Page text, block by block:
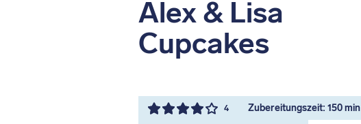
Alex & Lisa
Cupcakes
4 Zubereitungszeit: 150 min